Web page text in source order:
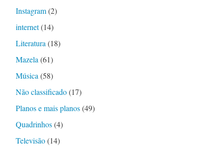
Instagram(2)
internet(14)
Literatura (18)
Mazela (61)
Música (58)
Não classificado(17)
Planos e mais planos(49)
Quadrinhos(4)
Televisão(14)